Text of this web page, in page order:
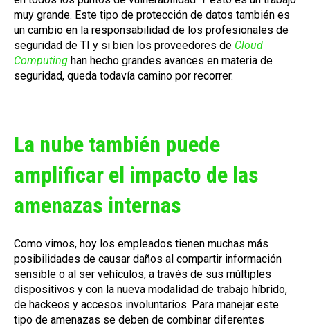
muy grande. Este tipo de protección de datos también es
un cambio en la responsabilidad de los profesionales de
seguridad de TI y si bien los proveedores de Cloud
Computing han hecho grandes avances en materia de
seguridad, queda todavía camino por recorrer.
La nube también puede
amplificar el impacto de las
amenazas internas
Como vimos, hoy los empleados tienen muchas más
posibilidades de causar daños al compartir información
sensible o al ser vehículos, a través de sus múltiples
dispositivos y con la nueva modalidad de trabajo híbrido,
de hackeos y accesos involuntarios. Para manejar este
tipo de amenazas se deben de combinar diferentes